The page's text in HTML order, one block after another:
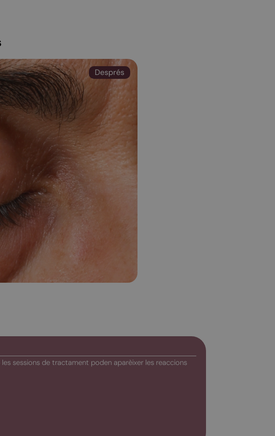
Després
sessions de tractament poden aparèixer les reaccions